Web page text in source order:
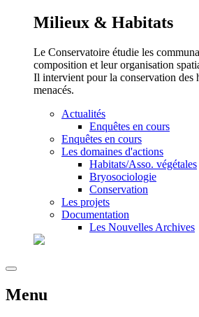
Milieux & Habitats
Le Conservatoire étudie les
composition et leur organisation
Il intervient pour la conservation des
menacés.
Actualités
Enquêtes en cours
Enquêtes en cours
Les domaines d'actions
Habitats/Asso. végétales
Bryosociologie
Conservation
Les projets
Documentation
Les Nouvelles Archives
Menu